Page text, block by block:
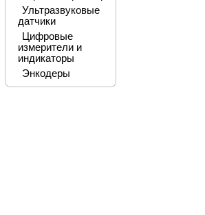
Ультразвуковые
датчики
Цифровые
измерители и
индикаторы
Энкодеры